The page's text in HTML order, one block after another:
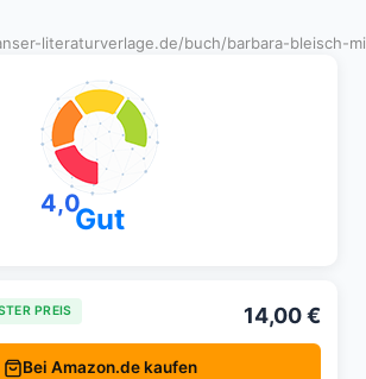
literaturverlage.de/buch/barbara-bleisch-
4,0Gut
PREIS 14,00 €
Bei Amazon.de kaufen